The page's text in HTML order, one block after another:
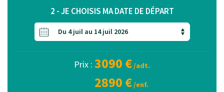
2 - JE CHOISIS MA DATE DE DÉPART
Prix :3090 € /adt.
2890 € /enf.